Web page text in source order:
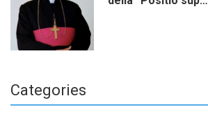
Categories